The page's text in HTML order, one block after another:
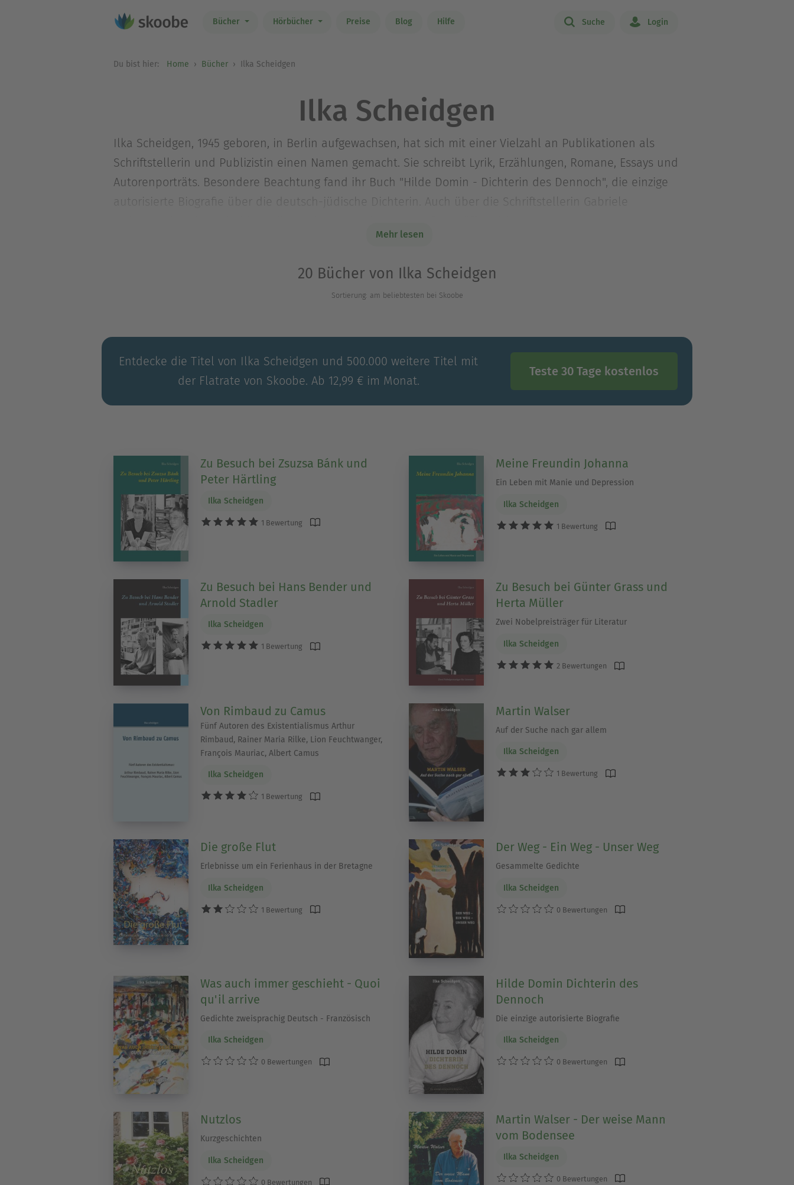
Bücher Hörbücher Preise Blog Hilfe Suche Login
Du bist hier: Home Bücher Ilka Scheidgen
Ilka Scheidgen
Ilka Scheidgen, 1945 geboren, in Berlin aufgewachsen, hat sich mit einer Vielzahl an Publikationen als
Schriftstellerin und Publizistin einen Namen gemacht. Sie schreibt Lyrik, Erzählungen, Romane, Essays und
Autorenporträts. Besondere Beachtung fand ihr Buch "Hilde Domin - Dichterin des Dennoch", die einzige
autorisierte Biografie über die deutsch-jüdische Dichterin. Auch über die Schriftstellerin Gabriele
2002 erhielt sie für ihr literarisches Schaffen den Kulturpreis des Kreises Euskirchen.
drei Kindern auf Gut Neuwerk in der Eifel. Heute lebt Ilka Scheidgen in Halle an der Saale.
Mehr lesen
20 Bücher von Ilka Scheidgen
Sortierung: am beliebtesten bei Skoobe
Entdecke die Titel von Ilka Scheidgen und 500.000 weitere Titel mit
der Flatrate von Skoobe. Ab 12,99 € im Monat.
Teste 30 Tage kostenlos
Zu Besuch bei Zsuzsa Bánk und
Peter Härtling
Ilka Scheidgen
1 Bewertung
Meine Freundin Johanna
Ein Leben mit Manie und Depression
Ilka Scheidgen
1 Bewertung
Zu Besuch bei Hans Bender und
Arnold Stadler
Ilka Scheidgen
1 Bewertung
Zu Besuch bei Günter Grass und
Herta Müller
Zwei Nobelpreisträger für Literatur
Ilka Scheidgen
2 Bewertungen
Von Rimbaud zu Camus
Fünf Autoren des Existentialismus Arthur
Rimbaud, Rainer Maria Rilke, Lion Feuchtwanger,
François Mauriac, Albert Camus
Ilka Scheidgen
1 Bewertung
Martin Walser
Auf der Suche nach gar allem
Ilka Scheidgen
1 Bewertung
Die große Flut
Erlebnisse um ein Ferienhaus in der Bretagne
Ilka Scheidgen
1 Bewertung
Der Weg - Ein Weg - Unser Weg
Gesammelte Gedichte
Ilka Scheidgen
0 Bewertungen
Was auch immer geschieht - Quoi
qu'il arrive
Gedichte zweisprachig Deutsch - Französisch
Ilka Scheidgen
0 Bewertungen
Hilde Domin Dichterin des
Dennoch
Die einzige autorisierte Biografie
Ilka Scheidgen
0 Bewertungen
Nutzlos
Kurzgeschichten
Ilka Scheidgen
0 Bewertungen
Martin Walser - Der weise Mann
vom Bodensee
Ilka Scheidgen
0 Bewertungen